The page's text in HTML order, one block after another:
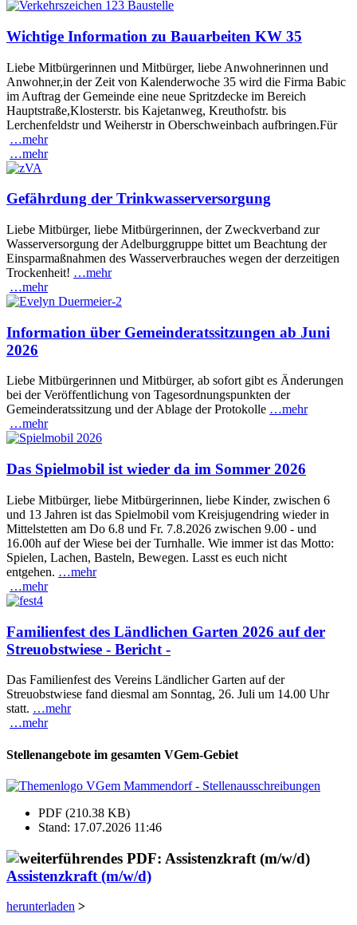
Wichtige Information zu Bauarbeiten KW 35
Liebe Mitbürgerinnen und Mitbürger, liebe Anwohnerinnen und
Anwohner,in der Zeit von Kalenderwoche 35 wird die Firma Babic
im Auftrag der Gemeinde eine neue Spritzdecke im Bereich
Hauptstraße,Klosterstr. bis Kajetanweg, Kreuthofstr. bis
Lerchenfeldstr und Weiherstr in Oberschweinbach aufbringen.Für
…mehr
…mehr
Gefährdung der Trinkwasserversorgung
Liebe Mitbürger, liebe Mitbürgerinnen, der Zweckverband zur
Wasserversorgung der Adelburggruppe bittet um Beachtung der
Einsparmaßnahmen des Wasserverbrauches wegen der derzeitigen
Trockenheit! …mehr
…mehr
Information über Gemeinderatssitzungen ab Juni
2026
Liebe Mitbürgerinnen und Mitbürger, ab sofort gibt es Änderungen
bei der Veröffentlichung von Tagesordnungspunkten der
Gemeinderatssitzung und der Ablage der Protokolle …mehr
…mehr
Das Spielmobil ist wieder da im Sommer 2026
Liebe Mitbürger, liebe Mitbürgerinnen, liebe Kinder, zwischen 6
und 13 Jahren ist das Spielmobil vom Kreisjugendring wieder in
Mittelstetten am Do 6.8 und Fr. 7.8.2026 zwischen 9.00 - und
16.00h auf der Wiese bei der Turnhalle. Wie immer ist das Motto:
Spielen, Lachen, Basteln, Bewegen. Lasst es euch nicht
entgehen. …mehr
…mehr
Familienfest des Ländlichen Garten 2026 auf der
Streuobstwiese - Bericht -
Das Familienfest des Vereins Ländlicher Garten auf der
Streuobstwiese fand diesmal am Sonntag, 26. Juli um 14.00 Uhr
statt. …mehr
…mehr
Stellenangebote im gesamten VGem-Gebiet
PDF (210.38 KB)
Stand: 17.07.2026 11:46
Assistenzkraft (m/w/d)
herunterladen >